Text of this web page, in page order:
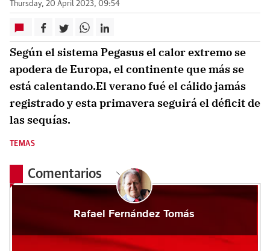
Thursday, 20 April 2023, 09:54
Según el sistema Pegasus el calor extremo se
apodera de Europa, el continente que más se
está calentando.El verano fué el cálido jamás
registrado y esta primavera seguirá el déficit de
las sequías.
TEMAS
Comentarios
Rafael Fernández Tomás